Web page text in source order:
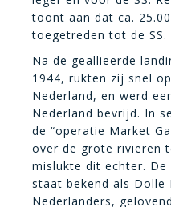
toont aan dat ca.
toegetreden tot de SS.
Na de geallieerde
1944, rukten zij snel
Nederland, en werd
Nederland bevrijd. In
de “operatie Market
over de grote rivieren
mislukte dit echter. De
staat bekend als Dolle
Nederlanders,